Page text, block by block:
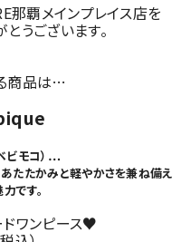
那覇メインプレイス店を
うございます。
商品は…
ビモコ）…
たたかみと軽やかさを兼ね備え
です。
ワンピース♥